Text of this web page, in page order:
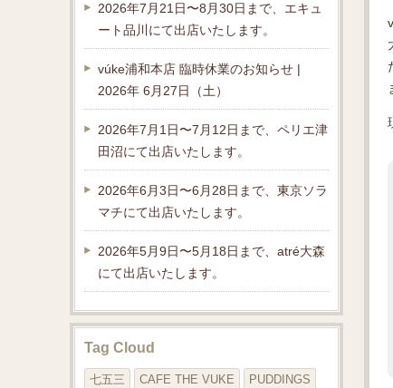
2026年7月21日〜8月30日まで、エキュ
ート品川にて出店いたします。
vúke浦和本店 臨時休業のお知らせ |
2026年 6月27日（土）
2026年7月1日〜7月12日まで、ペリエ津
田沼にて出店いたします。
2026年6月3日〜6月28日まで、東京ソラ
マチにて出店いたします。
2026年5月9日〜5月18日まで、atré大森
にて出店いたします。
Tag Cloud
七五三 CAFE THE VUKE
PUDDINGS